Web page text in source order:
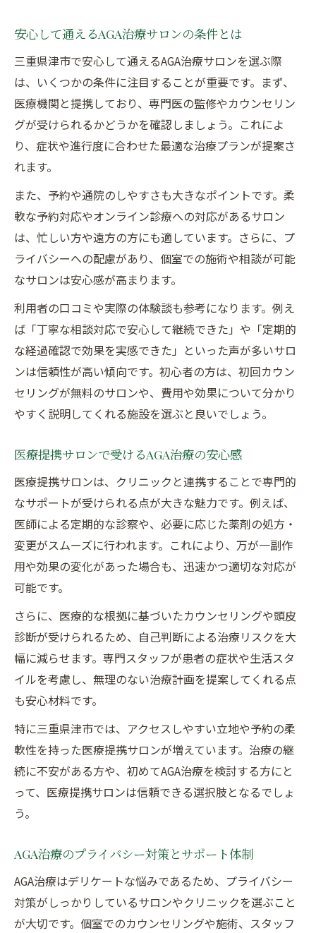
安心して通えるAGA治療サロンの条件とは
三重県津市で安心して通えるAGA治療サロンを選ぶ際
は、いくつかの条件に注目することが重要です。まず、
医療機関と提携しており、専門医の監修やカウンセリン
グが受けられるかどうかを確認しましょう。これによ
り、症状や進行度に合わせた最適な治療プランが提案さ
れます。
また、予約や通院のしやすさも大きなポイントです。柔
軟な予約対応やオンライン診療への対応があるサロン
は、忙しい方や遠方の方にも適しています。さらに、プ
ライバシーへの配慮があり、個室での施術や相談が可能
なサロンは安心感が高まります。
利用者の口コミや実際の体験談も参考になります。例え
ば「丁寧な相談対応で安心して継続できた」や「定期的
な経過確認で効果を実感できた」といった声が多いサロ
ンは信頼性が高い傾向です。初心者の方は、初回カウン
セリングが無料のサロンや、費用や効果について分かり
やすく説明してくれる施設を選ぶと良いでしょう。
医療提携サロンで受けるAGA治療の安心感
医療提携サロンは、クリニックと連携することで専門的
なサポートが受けられる点が大きな魅力です。例えば、
医師による定期的な診察や、必要に応じた薬剤の処方・
変更がスムーズに行われます。これにより、万が一副作
用や効果の変化があった場合も、迅速かつ適切な対応が
可能です。
さらに、医療的な根拠に基づいたカウンセリングや頭皮
診断が受けられるため、自己判断による治療リスクを大
幅に減らせます。専門スタッフが患者の症状や生活スタ
イルを考慮し、無理のない治療計画を提案してくれる点
も安心材料です。
特に三重県津市では、アクセスしやすい立地や予約の柔
軟性を持った医療提携サロンが増えています。治療の継
続に不安がある方や、初めてAGA治療を検討する方にと
って、医療提携サロンは信頼できる選択肢となるでしょ
う。
AGA治療のプライバシー対策とサポート体制
AGA治療はデリケートな悩みであるため、プライバシー
対策がしっかりしているサロンやクリニックを選ぶこと
が大切です。個室でのカウンセリングや施術、スタッフ